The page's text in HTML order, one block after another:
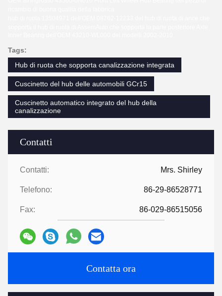
Contatti
Contatti: Mrs. Shirley
Telefono: 86-29-86528771
Fax: 86-029-86515056
Contatta ora
Tags:
Hub di ruota che sopporta canalizzazione integrata
Cuscinetto del hub delle automobili GCr15
Cuscinetto automatico integrato del hub della
canalizzazione